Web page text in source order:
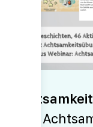
Plus